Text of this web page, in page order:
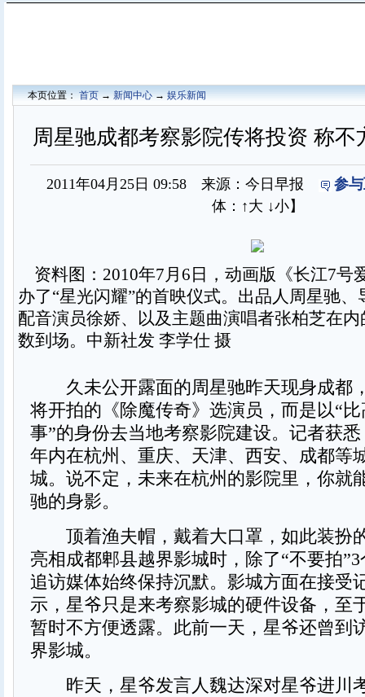
本页位置：首页→新闻中心→娱乐新闻
周星驰成都考察影院传将投资 称不
2011年04月25日 09:58 来源：今日早报
参
体： ↑大 ↓小】
资料图：2010年7月6日，动画版《长江7号
办了“星光闪耀”的首映仪式。出品人周星驰
配音演员徐娇、以及主题曲演唱者张柏芝在
数到场。中新社发 李学仕 摄
久未公开露面的周星驰昨天现身成都
将开拍的《除魔传奇》选演员，而是以“
事”的身份去当地考察影院建设。记者获
年内在杭州、重庆、天津、西安、成都等
城。说不定，未来在杭州的影院里，你就
驰的身影。
顶着渔夫帽，戴着大口罩，如此装扮
亮相成都郫县越界影城时，除了“不要拍
追访媒体始终保持沉默。影城方面在接受
示，星爷只是来考察影城的硬件设备，至
暂时不方便透露。此前一天，星爷还曾到
界影城。
昨天，星爷发言人魏达深对星爷进川